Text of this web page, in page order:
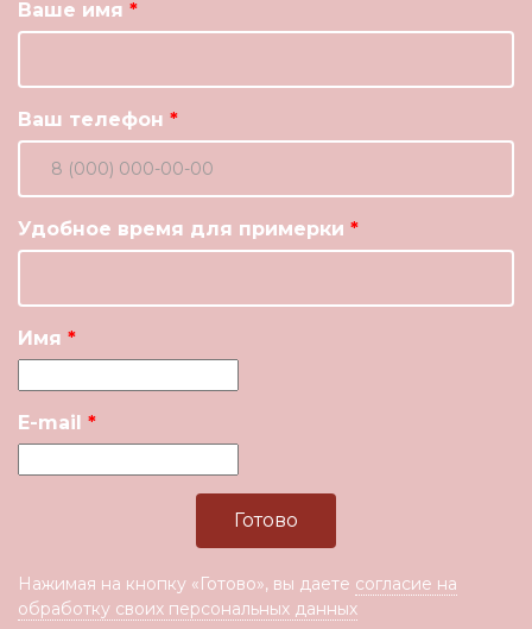
Ваше имя
Ваш телефон
Удобное время для примерки
Имя
E-mail
Нажимая на кнопку «Готово», вы даете согласие на
обработку своих персональных данных